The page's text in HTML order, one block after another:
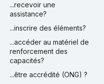
...recevoir une
assistance?
...inscrire des éléments?
...accéder au matériel de
renforcement des
capacités?
...être accrédité (ONG) ?